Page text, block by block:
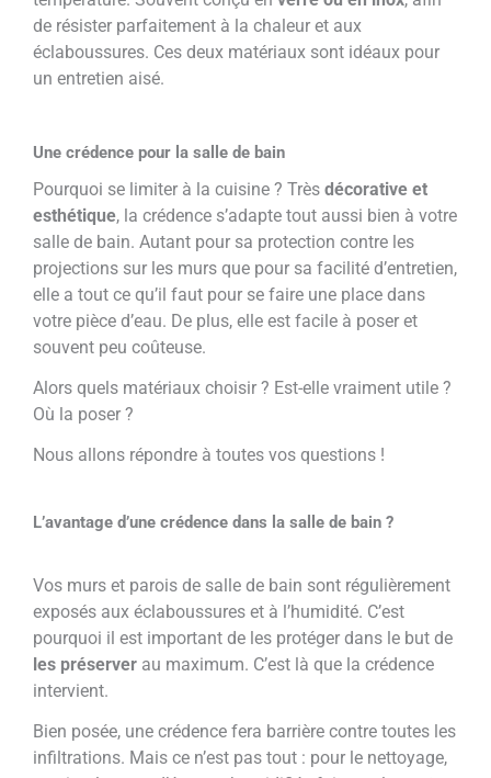
de résister parfaitement à la chaleur et aux
éclaboussures. Ces deux matériaux sont idéaux pour
un entretien aisé.
Une crédence pour la salle de bain
Pourquoi se limiter à la cuisine ? Très décorative et
esthétique, la crédence s’adapte tout aussi bien à votre
salle de bain. Autant pour sa protection contre les
projections sur les murs que pour sa facilité d’entretien,
elle a tout ce qu’il faut pour se faire une place dans
votre pièce d’eau. De plus, elle est facile à poser et
souvent peu coûteuse.
Alors quels matériaux choisir ? Est-elle vraiment utile ?
Où la poser ?
Nous allons répondre à toutes vos questions !
L’avantage d’une crédence dans la salle de bain ?
Vos murs et parois de salle de bain sont régulièrement
exposés aux éclaboussures et à l’humidité. C’est
pourquoi il est important de les protéger dans le but de
les préserver au maximum. C’est là que la crédence
intervient.
Bien posée, une crédence fera barrière contre toutes les
infiltrations. Mais ce n’est pas tout : pour le nettoyage,